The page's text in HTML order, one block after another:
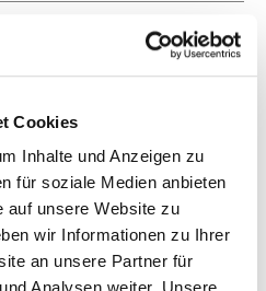
Cookies
Inhalte und Anzeigen zu
für soziale Medien anbieten
auf unsere Website zu
wir Informationen zu Ihrer
an unsere Partner für
und Scale-up-Strategie des
hat am 22. Juli 2026
up- und Scale-up-
beschlossen. Darin werden
Maßnahmen für den Transfer
sowie die Zusammenarbeit
Startups und Mittelstand
2026: Talente der
gehen in Kürze in